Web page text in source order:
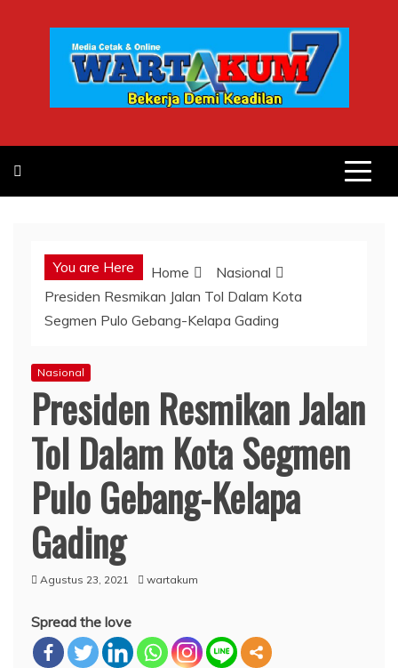
You are Here Home
Nasional
Presiden Resmikan Jalan Tol Dalam Kota
Segmen Pulo Gebang-Kelapa Gading
Nasional
Presiden Resmikan Jalan
Tol Dalam Kota Segmen
Pulo Gebang-Kelapa
Gading
Agustus 23, 2021 wartakum
Spread the love